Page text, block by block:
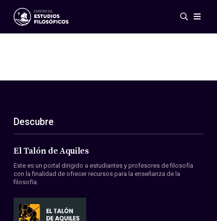
Eventos
ES
EN
Acerca de nosotros
Miembros
Convenios
Descubre
El Talón de Aquiles
Este es un portal dirigido a estudiantes y profesores de filosofía
con la finalidad de ofrecer recursos para la enseñanza de la
filosofía.